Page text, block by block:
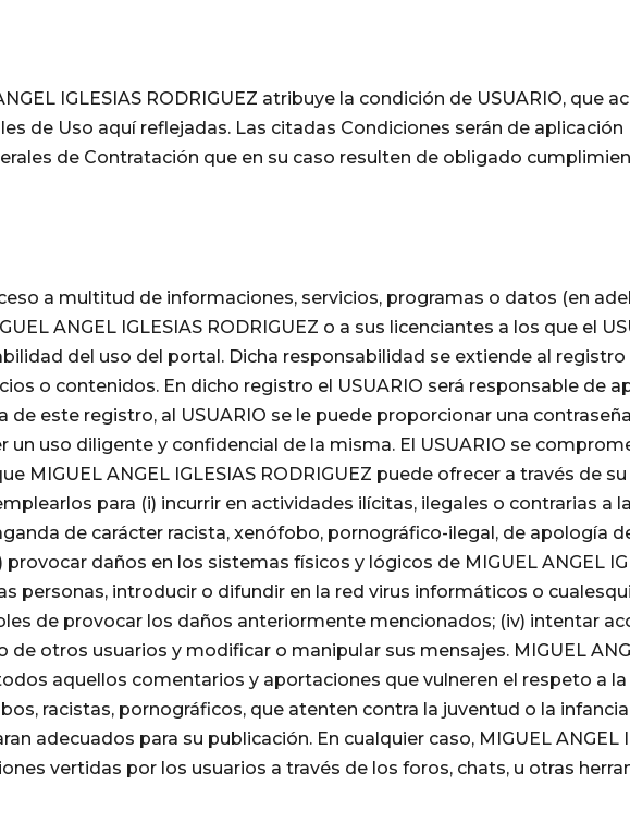
IGLESIAS RODRIGUEZ atribuye la condición de USUARIO, que
de Uso aquí reflejadas. Las citadas Condiciones serán de aplicación
de Contratación que en su caso resulten de obligado
a multitud de informaciones, servicios, programas o datos (en
ANGEL IGLESIAS RODRIGUEZ o a sus licenciantes a los que el
del uso del portal. Dicha responsabilidad se extiende al
o contenidos. En dicho registro el USUARIO será responsable de
este registro, al USUARIO se le puede proporcionar una
uso diligente y confidencial de la misma. El USUARIO se
MIGUEL ANGEL IGLESIAS RODRIGUEZ puede ofrecer a través de
para (i) incurrir en actividades ilícitas, ilegales o contrarias a
de carácter racista, xenófobo, pornográfico-ilegal, de apología
daños en los sistemas físicos y lógicos de MIGUEL ANGEL
personas, introducir o difundir en la red virus informáticos o
de provocar los daños anteriormente mencionados; (iv) intentar
otros usuarios y modificar o manipular sus mensajes. MIGUEL
aquellos comentarios y aportaciones que vulneren el respeto a
racistas, pornográficos, que atenten contra la juventud o la
adecuados para su publicación. En cualquier caso, MIGUEL ANGEL
vertidas por los usuarios a través de los foros, chats, u otras